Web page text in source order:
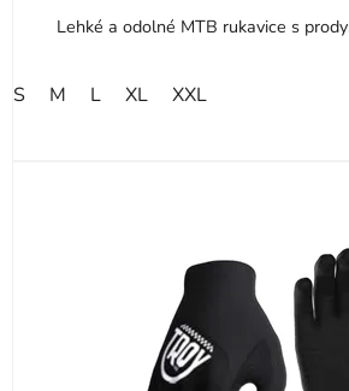
Lehké a odolné MTB rukavice s
S M L XL XXL